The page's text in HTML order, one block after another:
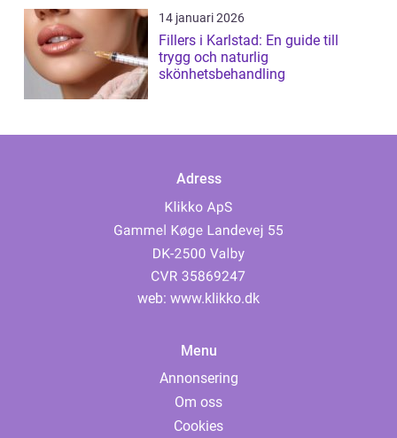
14 januari 2026
Fillers i Karlstad: En guide till
trygg och naturlig
skönhetsbehandling
Adress
web: www.klikko.dk
Menu
Annonsering
Om oss
Cookies